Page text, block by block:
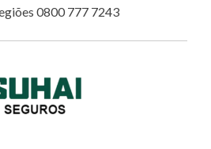
0800 777 7243